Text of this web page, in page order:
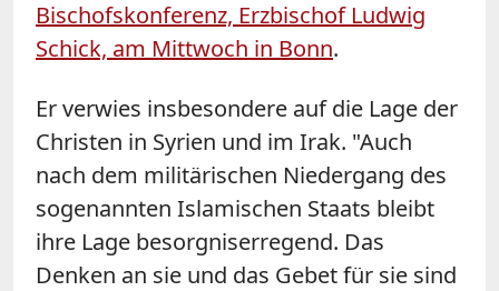
Bischofskonferenz, Erzbischof Ludwig
Schick, am Mittwoch in Bonn.
Er verwies insbesondere auf die Lage der
Christen in Syrien und im Irak. "Auch
nach dem militärischen Niedergang des
sogenannten Islamischen Staats bleibt
ihre Lage besorgniserregend. Das
Denken an sie und das Gebet für sie sind